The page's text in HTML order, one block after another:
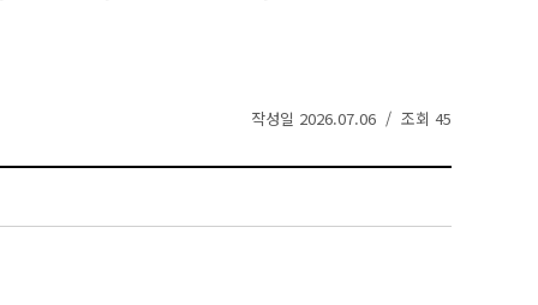
작성일 2026.07.06 / 조회 45